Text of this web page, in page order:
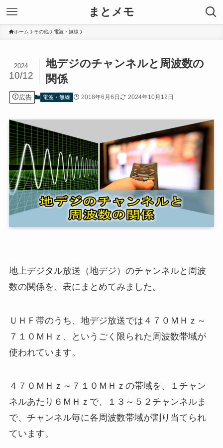
まとメモ
ホーム その他 電波・無線
地デジのチャンネルと周波数の
関係
2024
10/12
広告 電波・無線 2018年6月6日 2024年10月12日
地上デジタル放送（地デジ）のチャンネルと周波
数の関係を、表にまとめてみました。
ＵＨＦ帯のうち、地デジ放送では４７０ＭＨｚ～
７１０ＭＨｚ、というごく限られた周波数帯域が
使われています。
４７０ＭＨｚ～７１０ＭＨｚの帯域を、１チャン
ネルあたり６ＭＨｚで、１３～５２チャンネルま
で、チャンネル毎に各周波数帯域が割り当てられ
ています。